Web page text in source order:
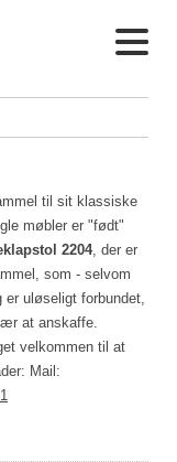
til sit klassiske
møbler er "født"
2204, der er
som - selvom
er uløseligt forbundet,
at anskaffe.
velkommen til at
Mail: